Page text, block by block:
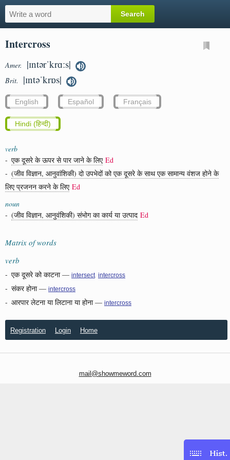
Intercross
Amer. |ɪntərˈkrɑːs|
Brit. |ɪntəˈkrɒs|
English Español Français
Hindi (हिन्दी)
verb
- एक दूसरे के ऊपर से पार जाने के लिए Ed
- (जीव विज्ञान, आनुवांशिकी) दो उपभेदों को एक दूसरे के साथ एक सामान्य वंशज होने के
लिए प्रजनन करने के लिए Ed
noun
- (जीव विज्ञान, आनुवंशिकी) संभोग का कार्य या उत्पाद Ed
Matrix of words
verb
- एक दूसरे को काटना— intersect intercross
- संकर होना— intercross
- आरपार लेटना या लिटाना या होना— intercross
Registration Login Home
mail@showmeword.com